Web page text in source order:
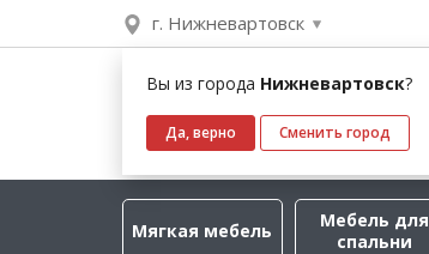
г. Нижневартовск
Вы из города Нижневартовск?
Да, верно Сменить город
Мягкая мебель
Мебель для
спальни